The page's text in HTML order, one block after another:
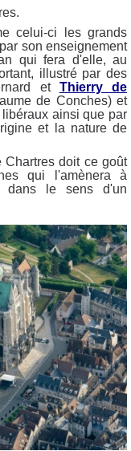
celui-ci les grands
son enseignement
qui fera d'elle, au
illustré par des
et Thierry de
de Conches) et
ainsi que par
et la nature de
doit ce goût
qui l'amènera à
dans le sens d'un